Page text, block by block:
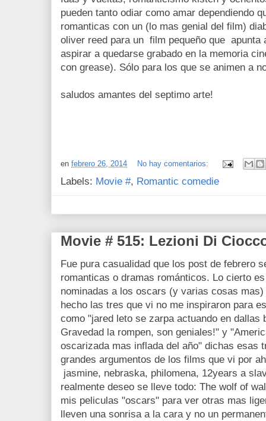
pueden tanto odiar como amar dependiendo
romanticas con un (lo mas genial del film)
oliver reed para un film pequeño que apunta
aspirar a quedarse grabado en la memoria
con grease). Sólo para los que se animen a
saludos amantes del septimo arte!
en febrero 26, 2014 No hay comentarios:
Labels: Movie #, Romantic comedie
Movie # 515: Lezioni Di
Fue pura casualidad que los post de febrero
romanticas o dramas románticos. Lo cierto
nominadas a los oscars (y varias cosas
hecho las tres que vi no me inspiraron para
como "jared leto se zarpa actuando en dallas
Gravedad la rompen, son geniales!" y
oscarizada mas inflada del año" dichas esas
grandes argumentos de los films que vi por
jasmine, nebraska, philomena, 12years a
realmente deseo se lleve todo: The wolf of
mis peliculas "oscars" para ver otras mas
lleven una sonrisa a la cara y no un